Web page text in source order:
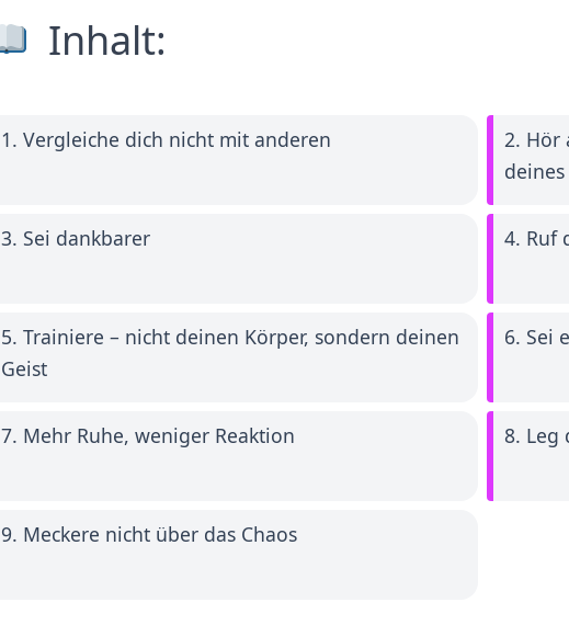
Inhalt:
1. Vergleiche dich nicht mit anderen
2. Hör
3. Sei dankbarer 4. Ruf
5. Trainiere – nicht deinen Körper, sondern deinen
Geist
6. Sei
7. Mehr Ruhe, weniger Reaktion 8. Leg
9. Meckere nicht über das Chaos